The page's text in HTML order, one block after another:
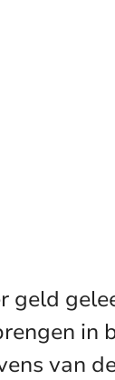
geld
in
van